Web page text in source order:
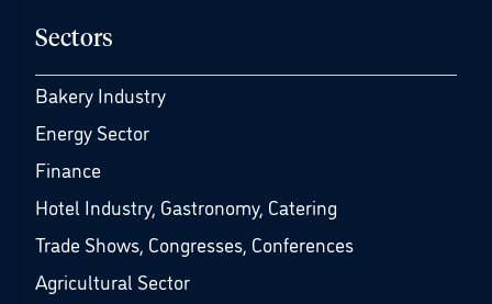
Sectors
Bakery Industry
Energy Sector
Finance
Hotel Industry, Gastronomy, Catering
Trade Shows, Congresses, Conferences
Agricultural Sector